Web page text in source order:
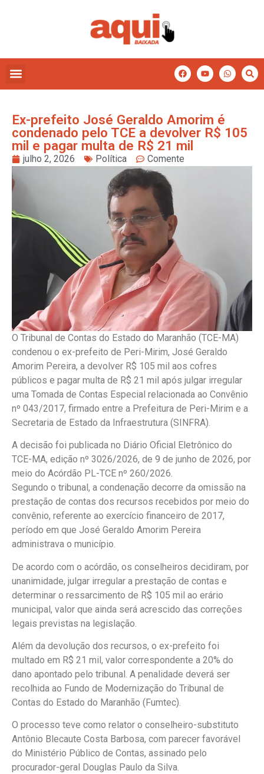
Ex-prefeito José Geraldo Amorim é
condenado pelo TCE a devolver R$ 105
mil e pagar multa de R$ 21 mil
julho 2, 2026 Política Comente
O Tribunal de Contas do Estado do Maranhão (TCE-MA)
condenou o ex-prefeito de Peri-Mirim, José Geraldo
Amorim Pereira, a devolver R$ 105 mil aos cofres
públicos e pagar multa de R$ 21 mil após julgar irregular
uma Tomada de Contas Especial relacionada ao Convênio
nº 043/2017, firmado entre a Prefeitura de Peri-Mirim e a
Secretaria de Estado da Infraestrutura (SINFRA).
A decisão foi publicada no Diário Oficial Eletrônico do
TCE-MA, edição nº 3026/2026, de 9 de junho de 2026, por
meio do Acórdão PL-TCE nº 260/2026.
Segundo o tribunal, a condenação decorre da omissão na
prestação de contas dos recursos recebidos por meio do
convênio, referente ao exercício financeiro de 2017,
período em que José Geraldo Amorim Pereira
administrava o município.
De acordo com o acórdão, os conselheiros decidiram, por
unanimidade, julgar irregular a prestação de contas e
determinar o ressarcimento de R$ 105 mil ao erário
municipal, valor que ainda será acrescido das correções
legais previstas na legislação.
Além da devolução dos recursos, o ex-prefeito foi
multado em R$ 21 mil, valor correspondente a 20% do
dano apontado pelo tribunal. A penalidade deverá ser
recolhida ao Fundo de Modernização do Tribunal de
Contas do Estado do Maranhão (Fumtec).
O processo teve como relator o conselheiro-substituto
Antônio Blecaute Costa Barbosa, com parecer favorável
do Ministério Público de Contas, assinado pelo
procurador-geral Douglas Paulo da Silva.